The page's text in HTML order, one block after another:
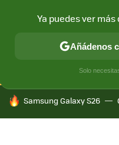
CONECTIVIDAD MÓVIL Y
HOY SE HABLA DE
Samsung Galaxy S26
Ya puedes ver
Añádenos
Solo